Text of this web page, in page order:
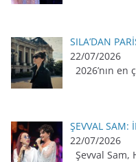
SILA’DAN
22/07/2026
2026’nın en
ŞEVVAL SAM:
22/07/2026
Şevval Sam,